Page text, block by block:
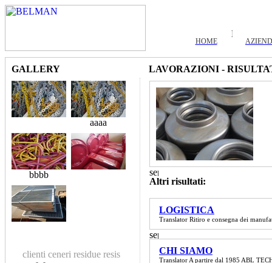
HOME
GALLERY LAVORAZIONI -
aaaa
bbbb
clienti ceneri residue resis
Altri risultati:
LOGISTICA
Translator Ritiro e consegna dei
CHI SIAMO
Translator A partire dal 1985 ABL